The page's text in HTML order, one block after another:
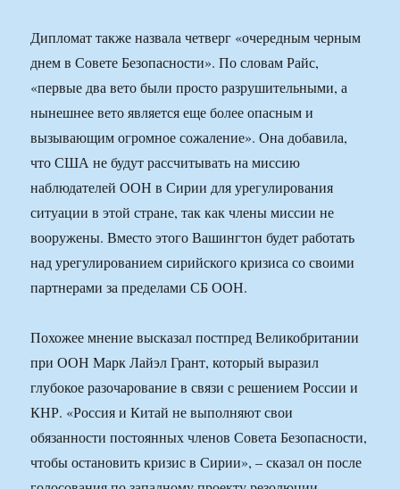
Дипломат также назвала четверг «очередным черным
днем в Совете Безопасности». По словам Райс,
«первые два вето были просто разрушительными, а
нынешнее вето является еще более опасным и
вызывающим огромное сожаление». Она добавила,
что США не будут рассчитывать на миссию
наблюдателей ООН в Сирии для урегулирования
ситуации в этой стране, так как члены миссии не
вооружены. Вместо этого Вашингтон будет работать
над урегулированием сирийского кризиса со своими
партнерами за пределами СБ ООН.
Похожее мнение высказал постпред Великобритании
при ООН Марк Лайэл Грант, который выразил
глубокое разочарование в связи с решением России и
КНР. «Россия и Китай не выполняют свои
обязанности постоянных членов Совета Безопасности,
чтобы остановить кризис в Сирии», – сказал он после